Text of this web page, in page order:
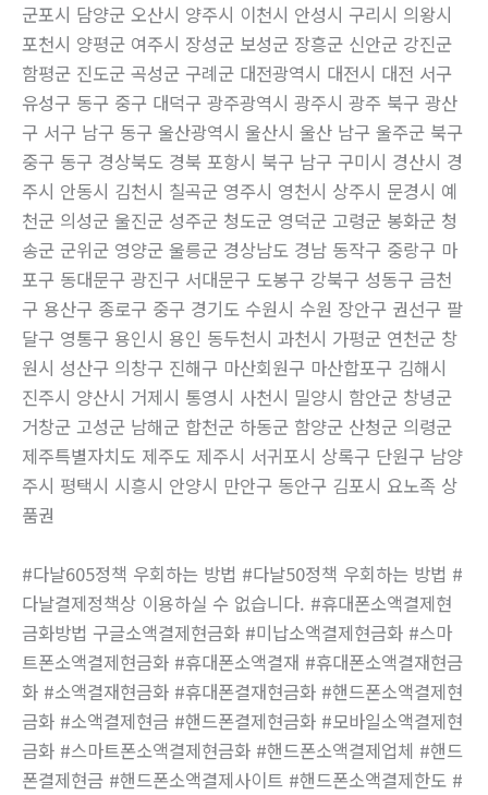
군포시 담양군 오산시 양주시 이천시 안성시 구리시 의왕시
포천시 양평군 여주시 장성군 보성군 장흥군 신안군 강진군
함평군 진도군 곡성군 구례군 대전광역시 대전시 대전 서구
유성구 동구 중구 대덕구 광주광역시 광주시 광주 북구 광산
구 서구 남구 동구 울산광역시 울산시 울산 남구 울주군 북구
중구 동구 경상북도 경북 포항시 북구 남구 구미시 경산시 경
주시 안동시 김천시 칠곡군 영주시 영천시 상주시 문경시 예
천군 의성군 울진군 성주군 청도군 영덕군 고령군 봉화군 청
송군 군위군 영양군 울릉군 경상남도 경남 동작구 중랑구 마
포구 동대문구 광진구 서대문구 도봉구 강북구 성동구 금천
구 용산구 종로구 중구 경기도 수원시 수원 장안구 권선구 팔
달구 영통구 용인시 용인 동두천시 과천시 가평군 연천군 창
원시 성산구 의창구 진해구 마산회원구 마산합포구 김해시
진주시 양산시 거제시 통영시 사천시 밀양시 함안군 창녕군
거창군 고성군 남해군 합천군 하동군 함양군 산청군 의령군
제주특별자치도 제주도 제주시 서귀포시 상록구 단원구 남양
주시 평택시 시흥시 안양시 만안구 동안구 김포시 요노족 상
품권
#다날605정책 우회하는 방법 #다날50정책 우회하는 방법 #
다날결제정책상 이용하실 수 없습니다. #휴대폰소액결제현
금화방법 구글소액결제현금화 #미납소액결제현금화 #스마
트폰소액결제현금화 #휴대폰소액결재 #휴대폰소액결재현금
화 #소액결재현금화 #휴대폰결재현금화 #핸드폰소액결제현
금화 #소액결제현금 #핸드폰결제현금화 #모바일소액결제현
금화 #스마트폰소액결제현금화 #핸드폰소액결제업체 #핸드
폰결제현금 #핸드폰소액결제사이트 #핸드폰소액결제한도 #